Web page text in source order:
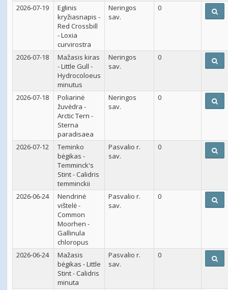
2026-07-19
Eglinis
kryžiasnapis -
Red Crossbill
- Loxia
curvirostra
Neringos
sav.
0
2026-07-18
Mažasis kiras
- Little Gull -
Hydrocoloeus
minutus
Neringos
sav.
0
2026-07-18
Poliarinė
žuvėdra -
Arctic Tern -
Sterna
paradisaea
Neringos
sav.
0
2026-07-12
Teminko
bėgikas -
Temminck's
Stint - Calidris
temminckii
Pasvalio r.
sav.
0
2026-06-24
Nendrinė
vištelė -
Common
Moorhen -
Gallinula
chloropus
Pasvalio r.
sav.
0
2026-06-24
Mažasis
bėgikas - Little
Stint - Calidris
minuta
Pasvalio r.
sav.
0